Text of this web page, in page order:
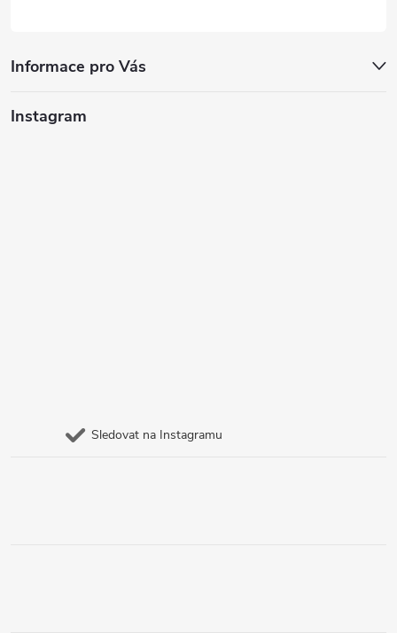
Informace pro Vás
Instagram
Sledovat na Instagramu